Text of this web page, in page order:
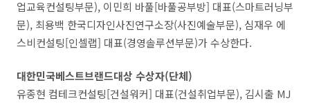
업교육컨설팅부문), 이민희 바풀[바풀공부방] 대표(스마트러닝부
문), 최용백 한국디자인사진연구소장(사진예술부문), 심재우 에
스비컨설팅[인셀랩] 대표(경영솔루션부문)가 수상한다.
대한민국베스트브랜드대상 수상자(단체)
유종현 컴테크컨설팅[건설워커] 대표(건설취업부문), 김시출 MJ